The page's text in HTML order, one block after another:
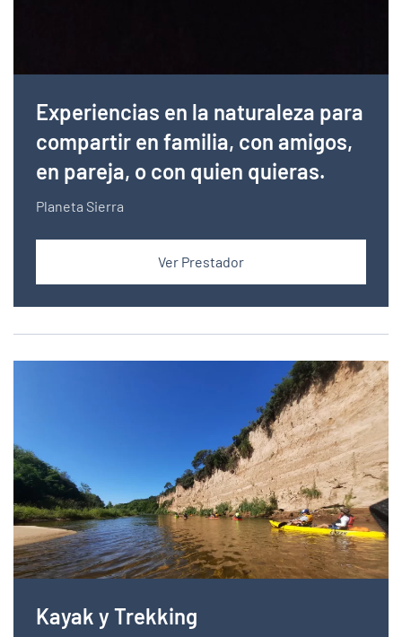
Experiencias en la naturaleza para
compartir en familia, con amigos,
en pareja, o con quien quieras.
Planeta Sierra
Ver Prestador
Kayak y Trekking